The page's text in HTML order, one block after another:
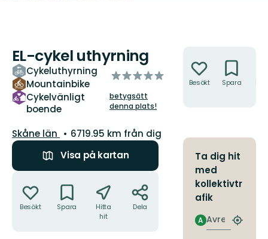
EL-cykel uthyrning
Cykeluthyrning
Mountainbike
Cykelvänligt
boende
av
stjärnor
betygsätt
denna plats!
Län:
Skåne län
6719.95 km från dig
Visa på kartan
Besökt Spara
Hitta
hit
Dela
Besökt Spara
Ta dig hit
med
kollektivtr
afik
Avresa
A
Hitta